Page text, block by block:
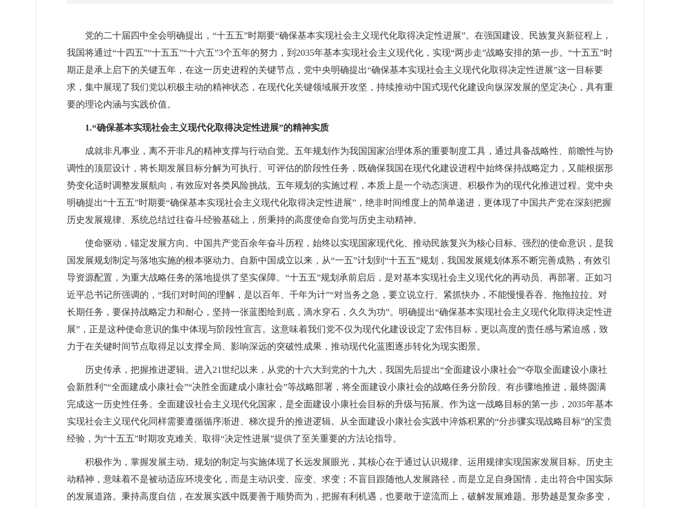
党的二十届四中全会明确提出，“十五五”时期要“确保基本实现社会主义现代化取得决定性进展”。在强国建设、民族复兴新征程上，
我国将通过“十四五”“十五五”“十六五”3个五年的努力，到2035年基本实现社会主义现代化，实现“两步走”战略安排的第一步。“十五五”时
期正是承上启下的关键五年，在这一历史进程的关键节点，党中央明确提出“确保基本实现社会主义现代化取得决定性进展”这一目标要
求，集中展现了我们党以积极主动的精神状态，在现代化关键领域展开攻坚，持续推动中国式现代化建设向纵深发展的坚定决心，具有重
要的理论内涵与实践价值。
1.“确保基本实现社会主义现代化取得决定性进展”的精神实质
成就非凡事业，离不开非凡的精神支撑与行动自觉。五年规划作为我国国家治理体系的重要制度工具，通过具备战略性、前瞻性与协
调性的顶层设计，将长期发展目标分解为可执行、可评估的阶段性任务，既确保我国在现代化建设进程中始终保持战略定力，又能根据形
势变化适时调整发展航向，有效应对各类风险挑战。五年规划的实施过程，本质上是一个动态演进、积极作为的现代化推进过程。党中央
明确提出“十五五”时期要“确保基本实现社会主义现代化取得决定性进展”，绝非时间维度上的简单递进，更体现了中国共产党在深刻把握
历史发展规律、系统总结过往奋斗经验基础上，所秉持的高度使命自觉与历史主动精神。
使命驱动，锚定发展方向。中国共产党百余年奋斗历程，始终以实现国家现代化、推动民族复兴为核心目标。强烈的使命意识，是我
国发展规划制定与落地实施的根本驱动力。自新中国成立以来，从“一五”计划到“十五五”规划，我国发展规划体系不断完善成熟，有效引
导资源配置，为重大战略任务的落地提供了坚实保障。“十五五”规划承前启后，是对基本实现社会主义现代化的再动员、再部署。正如习
近平总书记所强调的，“我们对时间的理解，是以百年、千年为计”“对当务之急，要立说立行、紧抓快办，不能慢慢吞吞、拖拖拉拉。对
长期任务，要保持战略定力和耐心，坚持一张蓝图绘到底，滴水穿石，久久为功”。明确提出“确保基本实现社会主义现代化取得决定性进
展”，正是这种使命意识的集中体现与阶段性宣言。这意味着我们党不仅为现代化建设设定了宏伟目标，更以高度的责任感与紧迫感，致
力于在关键时间节点取得足以支撑全局、影响深远的突破性成果，推动现代化蓝图逐步转化为现实图景。
历史传承，把握推进逻辑。进入21世纪以来，从党的十六大到党的十九大，我国先后提出“全面建设小康社会”“夺取全面建设小康社
会新胜利”“全面建成小康社会”“决胜全面建成小康社会”等战略部署，将全面建设小康社会的战略任务分阶段、有步骤地推进，最终圆满
完成这一历史性任务。全面建设社会主义现代化国家，是全面建设小康社会目标的升级与拓展。作为这一战略目标的第一步，2035年基本
实现社会主义现代化同样需要遵循循序渐进、梯次提升的推进逻辑。从全面建设小康社会实践中淬炼积累的“分步骤实现战略目标”的宝贵
经验，为“十五五”时期攻克难关、取得“决定性进展”提供了至关重要的方法论指导。
积极作为，掌握发展主动。规划的制定与实施体现了长远发展眼光，其核心在于通过认识规律、运用规律实现国家发展目标。历史主
动精神，意味着不是被动适应环境变化，而是主动识变、应变、求变；不盲目跟随他人发展路径，而是立足自身国情，走出符合中国实际
的发展道路。秉持高度自信，在发展实践中既要善于顺势而为，把握有利机遇，也要敢于逆流而上，破解发展难题。形势越是复杂多变，